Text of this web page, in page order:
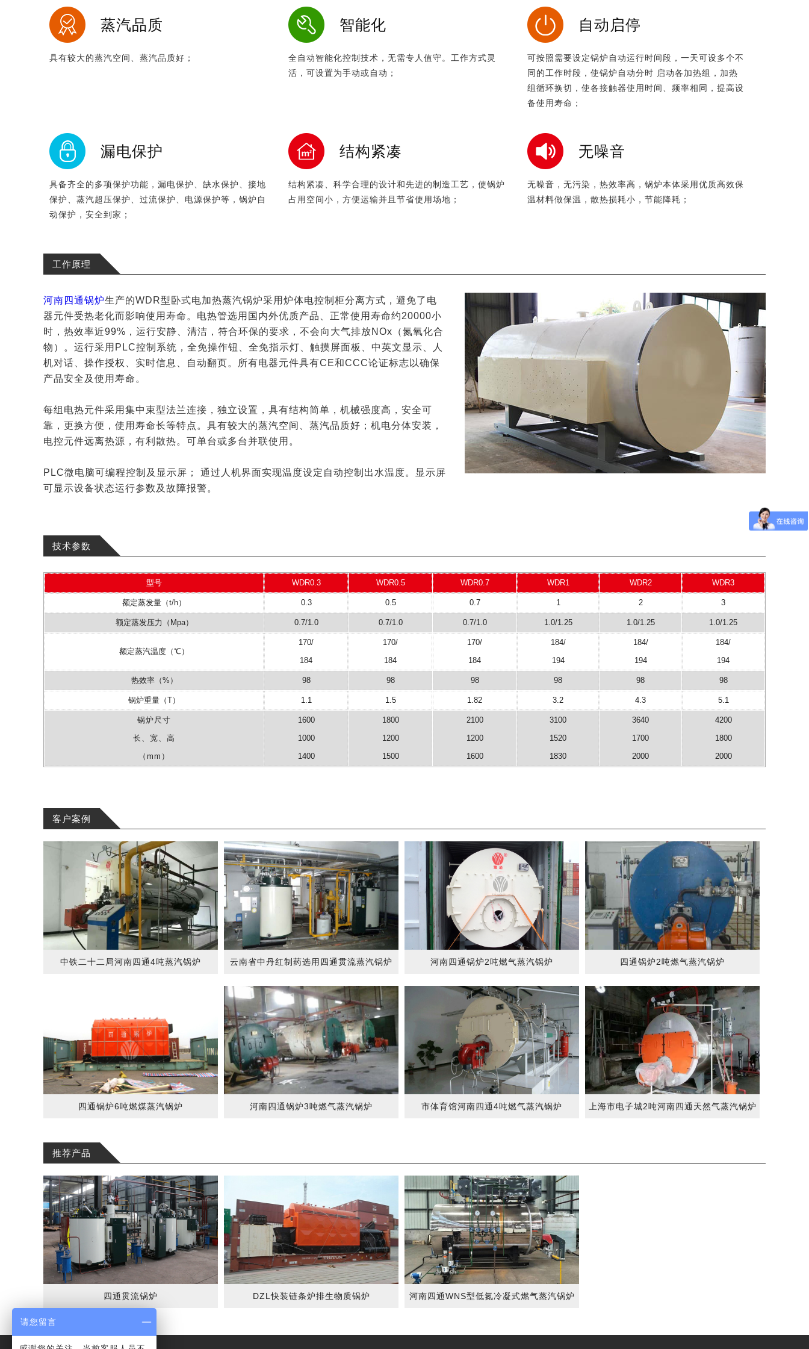
蒸汽品质
具有较大的蒸汽空间、蒸汽品质好；
智能化
全自动智能化控制技术，无需专人值守。工作方式灵
活，可设置为手动或自动；
自动启停
可按照需要设定锅炉自动运行时间段，一天可设多个不
同的工作时段，使锅炉自动分时 启动各加热组，加热
组循环换切，使各接触器使用时间、频率相同，提高设
备使用寿命；
漏电保护
具备齐全的多项保护功能，漏电保护、缺水保护、接地
保护、蒸汽超压保护、过流保护、电源保护等，锅炉自
动保护，安全到家；
结构紧凑
结构紧凑、科学合理的设计和先进的制造工艺，使锅炉
占用空间小，方便运输并且节省使用场地；
无噪音
无噪音，无污染，热效率高，锅炉本体采用优质高效保
温材料做保温，散热损耗小，节能降耗；
工作原理
河南四通锅炉生产的WDR型卧式电加热蒸汽锅炉采用炉体电控制柜分离方式，避免了电
器元件受热老化而影响使用寿命。电热管选用国内外优质产品、正常使用寿命约20000小
时，热效率近99%，运行安静、清洁，符合环保的要求，不会向大气排放NOx（氮氧化合
物）。运行采用PLC控制系统，全免操作钮、全免指示灯、触摸屏面板、中英文显示、人
机对话、操作授权、实时信息、自动翻页。所有电器元件具有CE和CCC论证标志以确保
产品安全及使用寿命。
每组电热元件采用集中束型法兰连接，独立设置，具有结构简单，机械强度高，安全可
靠，更换方便，使用寿命长等特点。具有较大的蒸汽空间、蒸汽品质好；机电分体安装，
电控元件远离热源，有利散热。可单台或多台并联使用。
PLC微电脑可编程控制及显示屏； 通过人机界面实现温度设定自动控制出水温度。显示屏
可显示设备状态运行参数及故障报警。
技术参数
型号 WDR0.3 WDR0.5 WDR0.7 WDR1 WDR2 WDR3
额定蒸发量（t/h） 0.3 0.5 0.7 1 2 3
额定蒸发压力（Mpa） 0.7/1.0 0.7/1.0 0.7/1.0 1.0/1.25 1.0/1.25 1.0/1.25
额定蒸汽温度（℃）
170/
184
170/
184
170/
184
184/
194
184/
194
184/
194
热效率（%） 98 98 98 98 98 98
锅炉重量（T） 1.1 1.5 1.82 3.2 4.3 5.1
锅炉尺寸
长、宽、高
（mm）
1600
1000
1400
1800
1200
1500
2100
1200
1600
3100
1520
1830
3640
1700
2000
4200
1800
2000
客户案例
中铁二十二局河南四通4吨蒸汽锅炉 云南省中丹红制药选用四通贯流蒸汽锅炉 河南四通锅炉2吨燃气蒸汽锅炉 四通锅炉2吨燃气蒸汽锅炉
四通锅炉6吨燃煤蒸汽锅炉 河南四通锅炉3吨燃气蒸汽锅炉 市体育馆河南四通4吨燃气蒸汽锅炉 上海市电子城2吨河南四通天然气蒸汽锅炉
推荐产品
四通贯流锅炉 DZL快装链条炉排生物质锅炉 河南四通WNS型低氮冷凝式燃气蒸汽锅炉
请您留言